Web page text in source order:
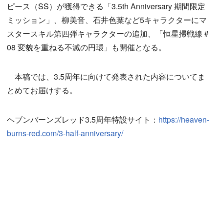
ピース（SS）が獲得できる「3.5th Anniversary 期間限定
ミッション」、柳美音、石井色葉など5キャラクターにマ
スタースキル第四弾キャラクターの追加、「恒星掃戦線＃
08 変貌を重ねる不滅の円環」も開催となる。
本稿では、3.5周年に向けて発表された内容についてま
とめてお届けする。
ヘブンバーンズレッド3.5周年特設サイト： https://heaven-
burns-red.com/3-half-anniversary/